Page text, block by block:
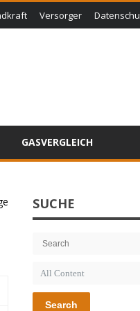
Versorger
GASVERGLEICH
SUCHE
Search